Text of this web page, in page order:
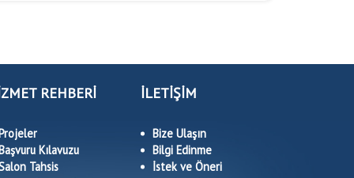
REHBERİ
Kılavuzu
Tahsis
İLETİŞİM
Bize Ulaşın
Bilgi Edinme
İstek ve Öneri